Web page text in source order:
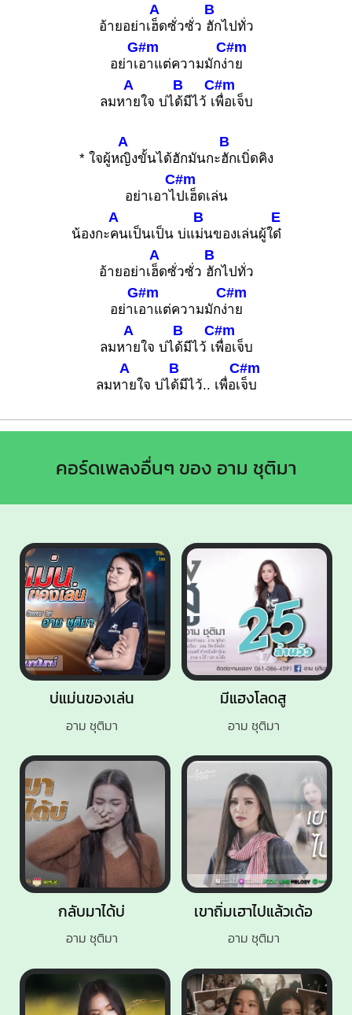
อ้ายอย่าเ
A
ฮ็ดซั่วซั่ว
B
ฮักไปทั่ว
อย่าเ
G#m
อาแต่ความมักง่
C#m
าย
ลมห
A
ายใจ บ่ไ
B
ด้มีไว้ เ
C#m
พื่อเจ็บ
* ใจผู้ห
A
ญิงขั้นได้ฮักมันกะ
B
ฮักเบิ่ดคิง
อย่าเอาไ
C#m
ปเฮ็ดเล่น
น้องกะ
A
คนเป็นเป็น บ่แ
B
ม่นของเล่นผู้ใ
E
ด๋
อ้ายอย่าเ
A
ฮ็ดซั่วซั่ว
B
ฮักไปทั่ว
อย่าเ
G#m
อาแต่ความมักง่
C#m
าย
ลมห
A
ายใจ บ่ไ
B
ด้มีไว้ เ
C#m
พื่อเจ็บ
ลมห
A
ายใจ บ่ไ
B
ด้มีไว้.. เพื่อเ
C#m
จ็บ
คอร์ดเพลงอื่นๆ ของ อาม ชุติมา
มีแฮงโลดสู
อาม ชุติมา
กลับมาได้บ่
อาม ชุติมา
เขาถิ่มเฮาไปแล้วเด้อ
อาม ชุติมา
บ่แม่นของเล่น
อาม ชุติมา